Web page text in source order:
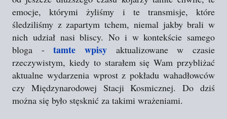
emocje, którymi żyliśmy i te transmisje, które
śledziliśmy z zapartym tchem, niemal jakby brali w
nich udział nasi bliscy. No i w kontekście samego
bloga -tamte wpisy
aktualizowane w czasie
rzeczywistym, kiedy to starałem się Wam przybliżać
aktualne wydarzenia wprost z pokładu wahadłowców
czy Międzynarodowej Stacji Kosmicznej. Do dziś
można się było stęsknić za takimi wrażeniami.